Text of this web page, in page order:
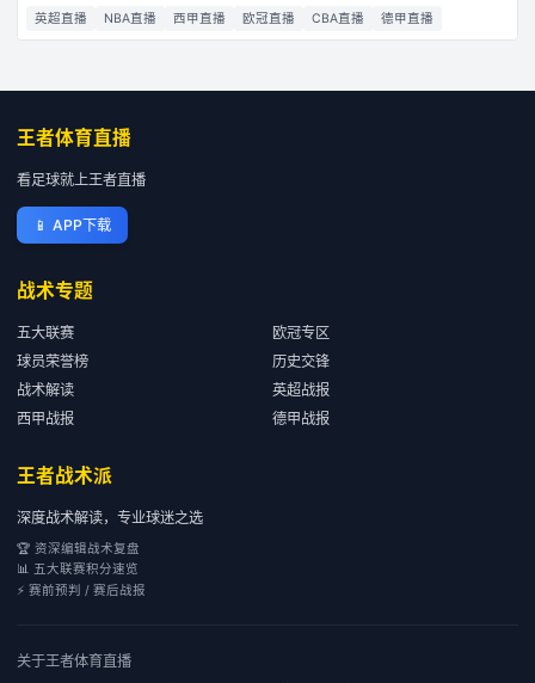
英超直播 NBA直播 西甲直播 欧冠直播 CBA直播 德甲直播
王者体育直播
看足球就上王者直播
📱 APP下载
战术专题
五大联赛
欧冠专区
球员荣誉榜
历史交锋
战术解读
英超战报
西甲战报
德甲战报
王者战术派
深度战术解读，专业球迷之选
🏆 资深编辑战术复盘
📊 五大联赛积分速览
⚡ 赛前预判 / 赛后战报
关于王者体育直播